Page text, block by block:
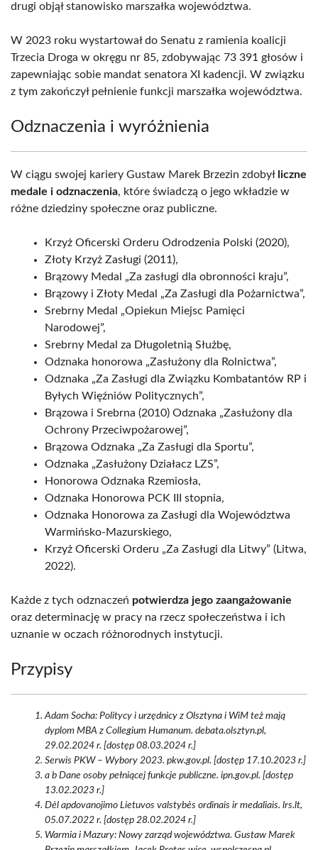
drugi objął stanowisko marszałka województwa.
W 2023 roku wystartował do Senatu z ramienia koalicji
Trzecia Droga w okręgu nr 85, zdobywając 73 391 głosów i
zapewniając sobie mandat senatora XI kadencji. W związku
z tym zakończył pełnienie funkcji marszałka województwa.
Odznaczenia i wyróżnienia
W ciągu swojej kariery Gustaw Marek Brzezin zdobył liczne
medale i odznaczenia, które świadczą o jego wkładzie w
różne dziedziny społeczne oraz publiczne.
Krzyż Oficerski Orderu Odrodzenia Polski (2020),
Złoty Krzyż Zasługi (2011),
Brązowy Medal „Za zasługi dla obronności kraju”,
Brązowy i Złoty Medal „Za Zasługi dla Pożarnictwa”,
Srebrny Medal „Opiekun Miejsc Pamięci
Narodowej”,
Srebrny Medal za Długoletnią Służbę,
Odznaka honorowa „Zasłużony dla Rolnictwa”,
Odznaka „Za Zasługi dla Związku Kombatantów RP i
Byłych Więźniów Politycznych”,
Brązowa i Srebrna (2010) Odznaka „Zasłużony dla
Ochrony Przeciwpożarowej”,
Brązowa Odznaka „Za Zasługi dla Sportu”,
Odznaka „Zasłużony Działacz LZS”,
Honorowa Odznaka Rzemiosła,
Odznaka Honorowa PCK III stopnia,
Odznaka Honorowa za Zasługi dla Województwa
Warmińsko-Mazurskiego,
Krzyż Oficerski Orderu „Za Zasługi dla Litwy” (Litwa,
2022).
Każde z tych odznaczeń potwierdza jego zaangażowanie
oraz determinację w pracy na rzecz społeczeństwa i ich
uznanie w oczach różnorodnych instytucji.
Przypisy
Adam Socha: Politycy i urzędnicy z Olsztyna i WiM też mają
dyplom MBA z Collegium Humanum. debata.olsztyn.pl,
29.02.2024 r. [dostęp 08.03.2024 r.]
Serwis PKW – Wybory 2023. pkw.gov.pl. [dostęp 17.10.2023 r.]
a b Dane osoby pełniącej funkcje publiczne. ipn.gov.pl. [dostęp
13.02.2023 r.]
Dėl apdovanojimo Lietuvos valstybės ordinais ir medaliais. lrs.lt,
05.07.2022 r. [dostęp 28.02.2024 r.]
Warmia i Mazury: Nowy zarząd województwa. Gustaw Marek